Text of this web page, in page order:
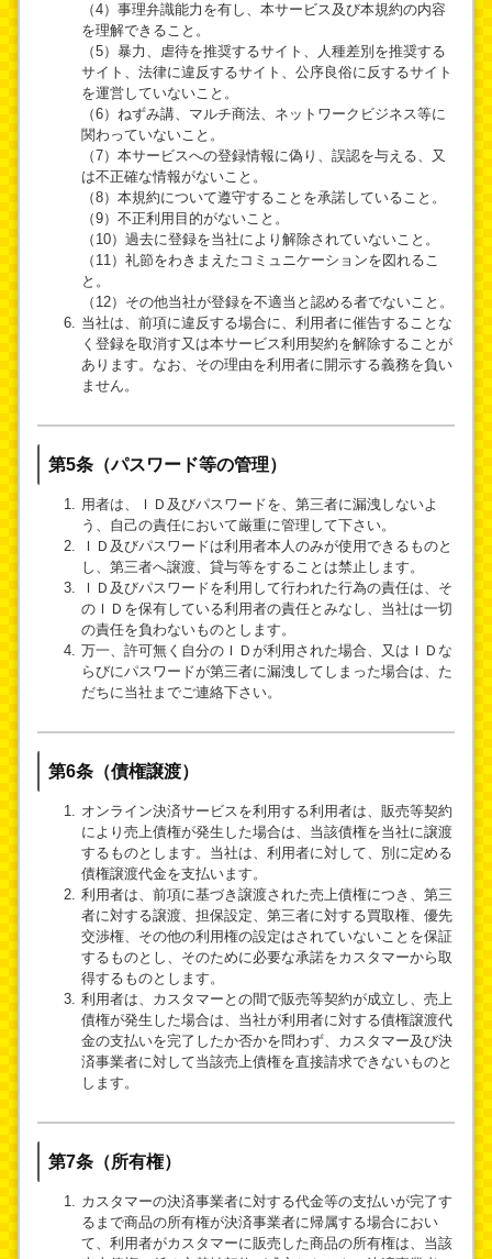
（4）事理弁識能力を有し、本サービス及び本規約の内容
を理解できること。
（5）暴力、虐待を推奨するサイト、人種差別を推奨する
サイト、法律に違反するサイト、公序良俗に反するサイト
を運営していないこと。
（6）ねずみ講、マルチ商法、ネットワークビジネス等に
関わっていないこと。
（7）本サービスへの登録情報に偽り、誤認を与える、又
は不正確な情報がないこと。
（8）本規約について遵守することを承諾していること。
（9）不正利用目的がないこと。
（10）過去に登録を当社により解除されていないこと。
（11）礼節をわきまえたコミュニケーションを図れるこ
と。
（12）その他当社が登録を不適当と認める者でないこと。
当社は、前項に違反する場合に、利用者に催告することな
く登録を取消す又は本サービス利用契約を解除することが
あります。なお、その理由を利用者に開示する義務を負い
ません。
第5条（パスワード等の管理）
用者は、ＩＤ及びパスワードを、第三者に漏洩しないよ
う、自己の責任において厳重に管理して下さい。
ＩＤ及びパスワードは利用者本人のみが使用できるものと
し、第三者へ譲渡、貸与等をすることは禁止します。
ＩＤ及びパスワードを利用して行われた行為の責任は、そ
のＩＤを保有している利用者の責任とみなし、当社は一切
の責任を負わないものとします。
万一、許可無く自分のＩＤが利用された場合、又はＩＤな
らびにパスワードが第三者に漏洩してしまった場合は、た
だちに当社までご連絡下さい。
第6条（債権譲渡）
オンライン決済サービスを利用する利用者は、販売等契約
により売上債権が発生した場合は、当該債権を当社に譲渡
するものとします。当社は、利用者に対して、別に定める
債権譲渡代金を支払います。
利用者は、前項に基づき譲渡された売上債権につき、第三
者に対する譲渡、担保設定、第三者に対する買取権、優先
交渉権、その他の利用権の設定はされていないことを保証
するものとし、そのために必要な承諾をカスタマーから取
得するものとします。
利用者は、カスタマーとの間で販売等契約が成立し、売上
債権が発生した場合は、当社が利用者に対する債権譲渡代
金の支払いを完了したか否かを問わず、カスタマー及び決
済事業者に対して当該売上債権を直接請求できないものと
します。
第7条（所有権）
カスタマーの決済事業者に対する代金等の支払いが完了す
るまで商品の所有権が決済事業者に帰属する場合におい
て、利用者がカスタマーに販売した商品の所有権は、当該